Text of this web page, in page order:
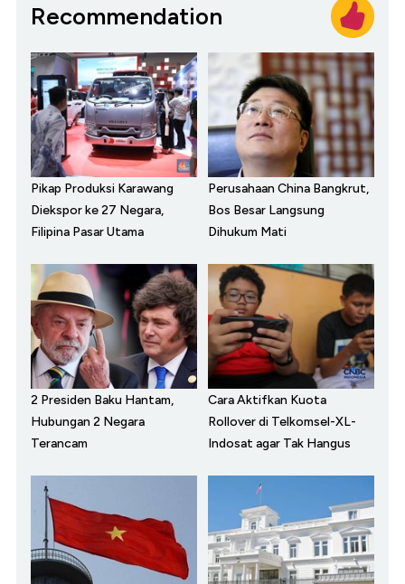
Recommendation
Pikap Produksi Karawang
Diekspor ke 27 Negara,
Filipina Pasar Utama
Perusahaan China Bangkrut,
Bos Besar Langsung
Dihukum Mati
2 Presiden Baku Hantam,
Hubungan 2 Negara
Terancam
Cara Aktifkan Kuota
Rollover di Telkomsel-XL-
Indosat agar Tak Hangus